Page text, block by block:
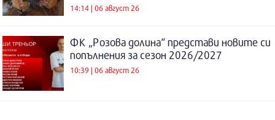
14:14 | 06 август 26
ФК „Розова долина“ представи новите си
попълнения за сезон 2026/2027
10:39 | 06 август 26